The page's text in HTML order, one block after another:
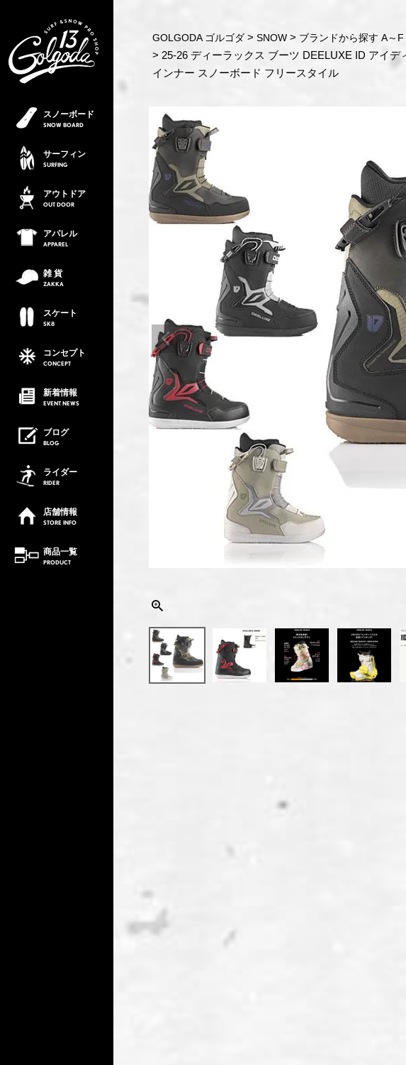
スノーボード
SNOW BOARD
サーフィン
SURFING
アウトドア
OUT DOOR
アパレル
APPAREL
雑 貨
ZAKKA
スケート
SK8
コンセプト
CONCEPT
新着情報
EVENT NEWS
ブログ
BLOG
ライダー
RIDER
店舗情報
STORE INFO
商品一覧
PRODUCT
GOLGODA ゴルゴダ SNOW ブランドから探す A～F
25-26 ディーラックス ブーツ DEELUXE ID アイ
インナー スノーボード フリースタイル